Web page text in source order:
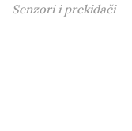
Senzori i prekidači